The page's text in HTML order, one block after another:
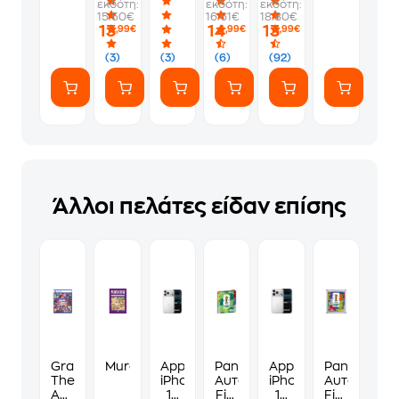
(3)
εκδότη:
15.50€
13,99€
1
Φακελάκι
(7
Αυτοκόλλητα)
(3)
να
γ*μηθούνε
ευγενικά
(6)
εκδότη:
16.61€
14,99€
(92)
εκδότη:
18.80€
13,99€
Άλλοι πελάτες είδαν επίσης
Grand
Theft
Auto
MurdokuApple
iPhone
17
Panini
Αυτοκόλλητα
Fifa
Apple
iPhone
17
Panini
Fifa